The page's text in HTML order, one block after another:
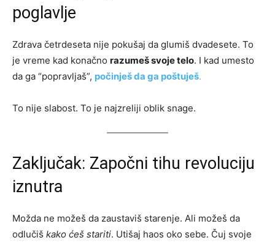
poglavlje
Zdrava četrdeseta nije pokušaj da glumiš dvadesete. To
je vreme kad konačno razumeš svoje telo. I kad umesto
da ga “popravljaš”, počinješ da ga poštuješ.
To nije slabost. To je najzreliji oblik snage.
Zaključak: Započni tihu revoluciju
iznutra
Možda ne možeš da zaustaviš starenje. Ali možeš da
odlučiš kako ćeš stariti. Utišaj haos oko sebe. Čuj svoje